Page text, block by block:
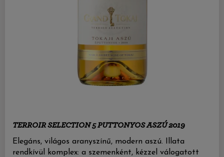
TERROIR SELECTION 5 PUTTONYOS ASZÚ 2019
Elegáns, világos aranyszínű, modern aszú. Illata
rendkívül komplex: a szemenként, kézzel válogatott